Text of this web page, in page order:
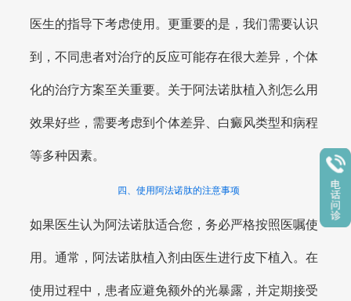
医生的指导下考虑使用。更重要的是，我们需要认识
到，不同患者对治疗的反应可能存在很大差异，个体
化的治疗方案至关重要。关于阿法诺肽植入剂怎么用
效果好些，需要考虑到个体差异、白癜风类型和病程
等多种因素。
四、使用阿法诺肽的注意事项
如果医生认为阿法诺肽适合您，务必严格按照医嘱使
用。通常，阿法诺肽植入剂由医生进行皮下植入。在
使用过程中，患者应避免额外的光暴露，并定期接受